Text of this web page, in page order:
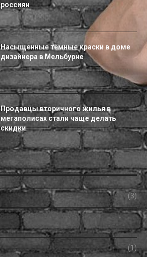
россиян
Насыщенные тёмные краски в доме
дизайнера в Мельбурне
Продавцы вторичного жилья в
мегаполисах стали чаще делать
скидки
(3)
(1)